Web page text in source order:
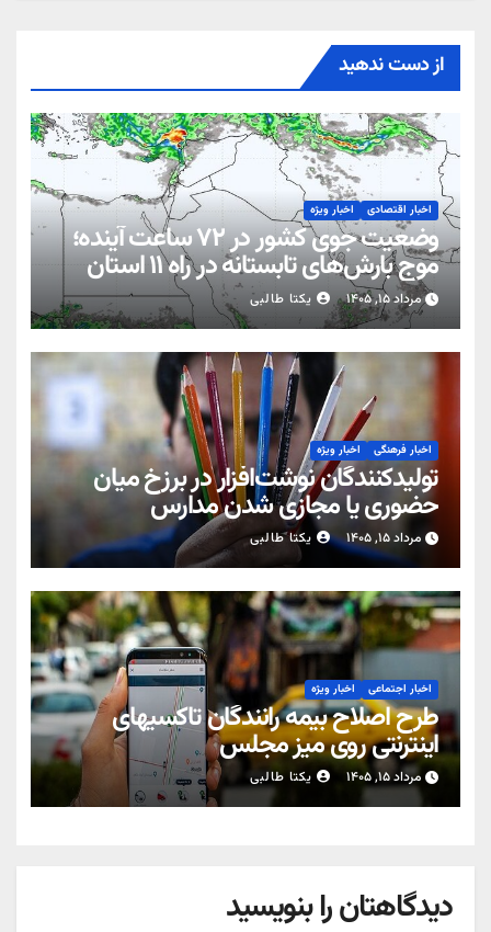
از دست ندهید
اخبار اقتصادی اخبار ویژه
وضعیت جوی کشور در ۷۲ ساعت آینده؛
موج بارش‌های تابستانه در راه ۱۱ استان
مرداد ۱۵, ۱۴۰۵ یکتا طالبی
اخبار فرهنگی اخبار ویژه
تولیدکنندگان نوشت‌افزار در برزخ میان
حضوری یا مجازی شدن مدارس
مرداد ۱۵, ۱۴۰۵ یکتا طالبی
اخبار اجتماعی اخبار ویژه
طرح اصلاح بیمه رانندگان تاکسیهای
اینترنتی روی میز مجلس
مرداد ۱۵, ۱۴۰۵ یکتا طالبی
دیدگاهتان را بنویسید